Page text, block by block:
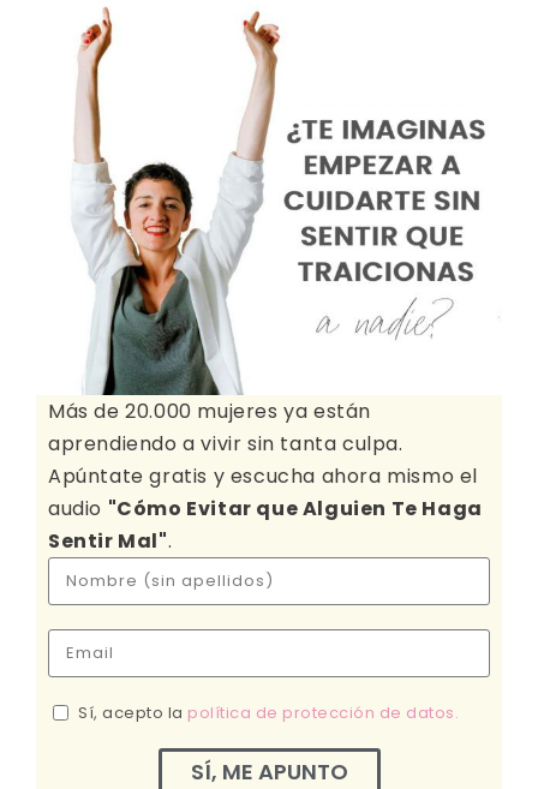
Más de 20.000 mujeres ya están
aprendiendo a vivir sin tanta culpa.
Apúntate gratis y escucha ahora mismo el
audio "Cómo Evitar que Alguien Te Haga
Sentir Mal".
Sí, acepto la política de protección de datos.
SÍ, ME APUNTO